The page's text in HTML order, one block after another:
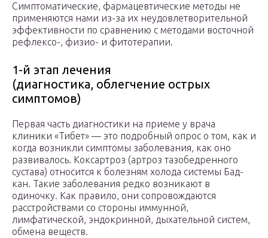
Симптоматические, фармацевтические методы не
применяются нами из-за их неудовлетворительной
эффективности по сравнению с методами восточной
рефлексо-, физио- и фитотерапии.
1-й этап лечения
(диагностика, облегчение острых
симптомов)
Первая часть диагностики на приеме у врача
клиники «Тибет» — это подробный опрос о том, как и
когда возникли симптомы заболевания, как оно
развивалось. Коксартроз (артроз тазобедренного
сустава) относится к болезням холода системы Бад-
кан. Такие заболевания редко возникают в
одиночку. Как правило, они сопровождаются
расстройствами со стороны иммунной,
лимфатической, эндокринной, дыхательной систем,
обмена веществ.